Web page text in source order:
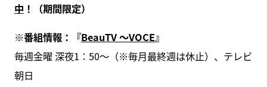
中 ！（期間限定）
※番組情報：『BeauTV ～VOCE』
毎週金曜 深夜1：50～（※毎月最終週は休止）、テレビ
朝日